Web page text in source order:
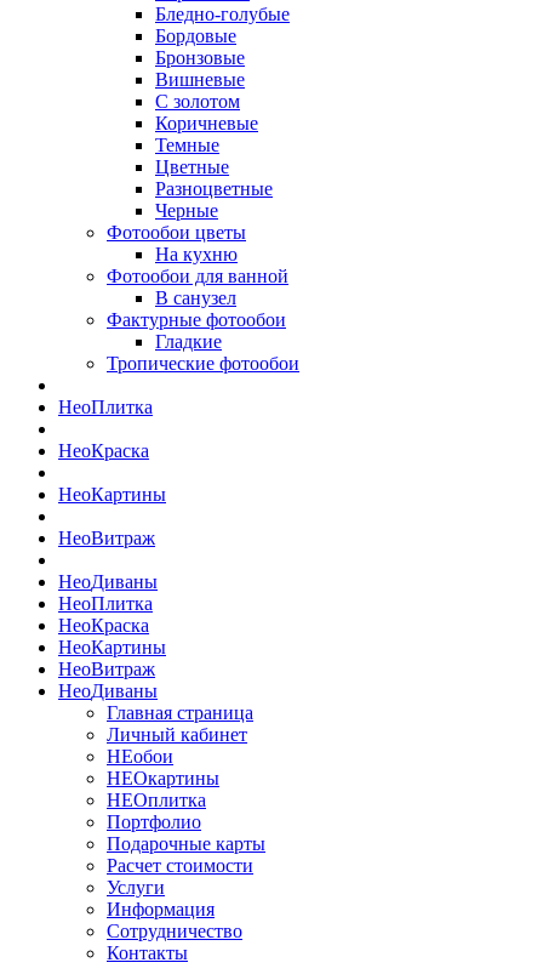
Бледно-голубые
Бордовые
Бронзовые
Вишневые
С золотом
Коричневые
Темные
Цветные
Разноцветные
Черные
Фотообои цветы
На кухню
Фотообои для ванной
В санузел
Фактурные фотообои
Гладкие
Тропические фотообои
НеоПлитка
НеоКраска
НеоКартины
НеоВитраж
НеоДиваны
НеоПлитка
НеоКраска
НеоКартины
НеоВитраж
НеоДиваны
Главная страница
Личный кабинет
НЕобои
НЕОкартины
НЕОплитка
Портфолио
Подарочные карты
Расчет стоимости
Услуги
Информация
Сотрудничество
Контакты